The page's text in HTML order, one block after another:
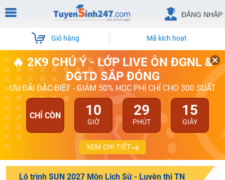
ĐĂNG NHẬP
Giỏ hàng Mã kích hoạt
🔥 2K9 CHÚ Ý - LỚP LIVE ÔN ĐGNL &
ĐGTD SẮP ĐÓNG
ƯU ĐÃI ĐẶC BIỆT - GIẢM 50% HỌC PHÍ CHỈ CHO 300 SUẤT
CHỈ CÒN 10
GIỜ
29
PHÚT
14
GIÂY
XEM CHI TIẾT
Lộ trình SUN 2027 Môn Lịch Sử - Luyện thi TN